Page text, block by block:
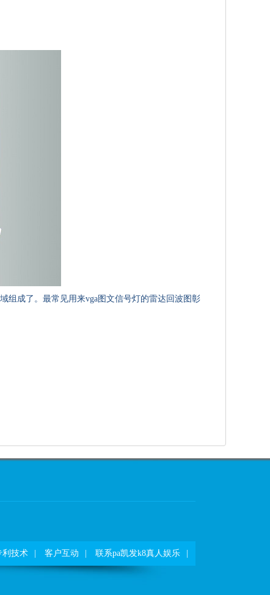
成了。最常见用来vga图文信号灯的雷达回波图彰
利技术 客户互动 联系pa凯发k8真人娱乐